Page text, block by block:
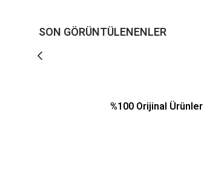
SON GÖRÜNTÜLENENLER
%100 Orijinal Ürünler